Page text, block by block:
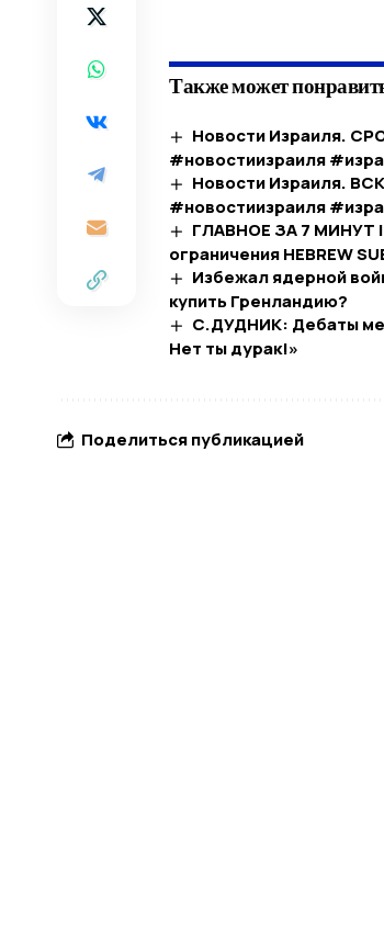
Также может
Новости Израиля.
#новостиизраиля
Новости Израиля.
#новостиизраиля
ГЛАВНОЕ ЗА 7 МИНУТ |
ограничения HEBREW
Избежал ядерной
купить Гренландию?
С.ДУДНИК: Дебаты
Нет ты дурак!»
Поделиться публикацией